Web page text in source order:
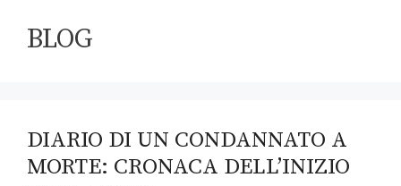
BLOG
DIARIO DI UN CONDANNATO A
MORTE: CRONACA DELL’INIZIO